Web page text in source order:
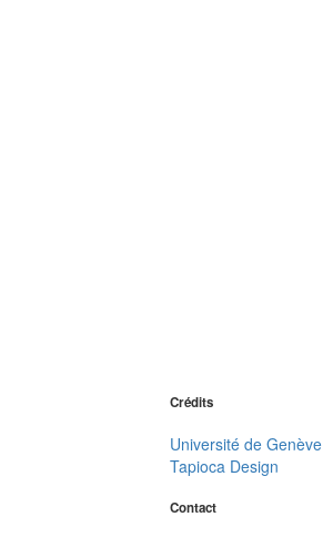
Crédits
Université de Genève
Tapioca Design
Contact